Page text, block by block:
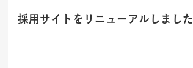
採用サイトをリニューアルしました